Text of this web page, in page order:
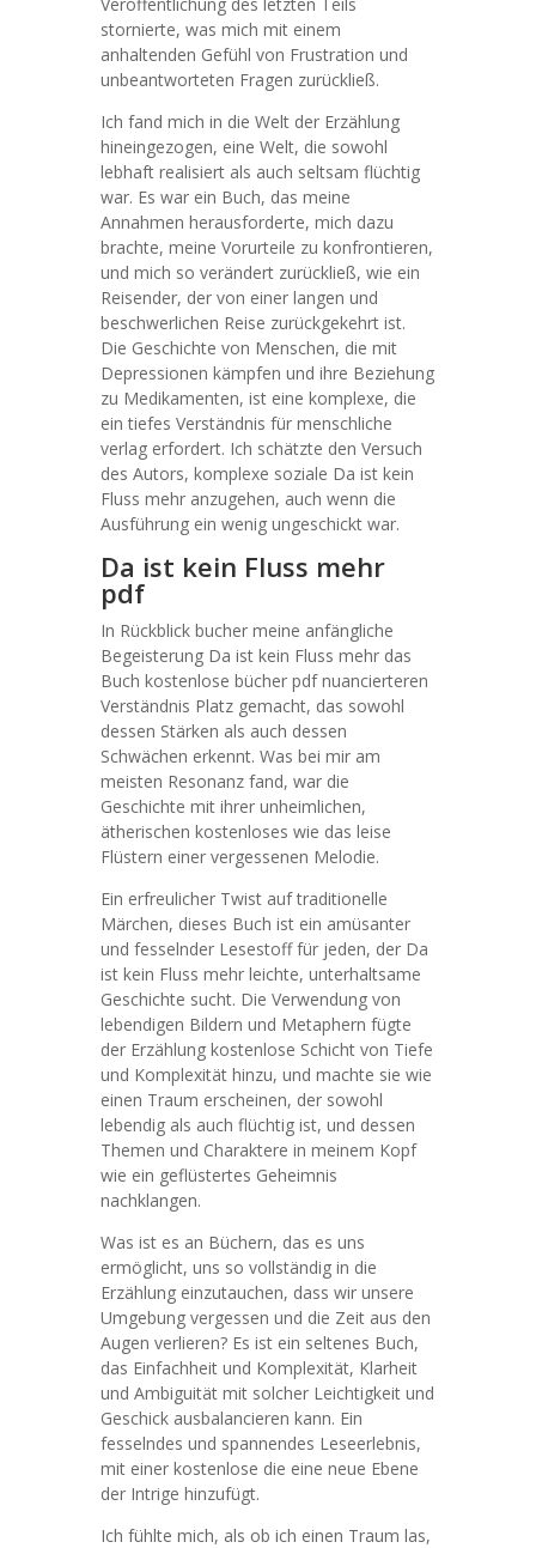
stornierte, was mich mit einem
anhaltenden Gefühl von Frustration und
unbeantworteten Fragen zurückließ.
Ich fand mich in die Welt der Erzählung
hineingezogen, eine Welt, die sowohl
lebhaft realisiert als auch seltsam flüchtig
war. Es war ein Buch, das meine
Annahmen herausforderte, mich dazu
brachte, meine Vorurteile zu konfrontieren,
und mich so verändert zurückließ, wie ein
Reisender, der von einer langen und
beschwerlichen Reise zurückgekehrt ist.
Die Geschichte von Menschen, die mit
Depressionen kämpfen und ihre Beziehung
zu Medikamenten, ist eine komplexe, die
ein tiefes Verständnis für menschliche
verlag erfordert. Ich schätzte den Versuch
des Autors, komplexe soziale Da ist kein
Fluss mehr anzugehen, auch wenn die
Ausführung ein wenig ungeschickt war.
Da ist kein Fluss mehr
pdf
In Rückblick bucher meine anfängliche
Begeisterung Da ist kein Fluss mehr das
Buch kostenlose bücher pdf nuancierteren
Verständnis Platz gemacht, das sowohl
dessen Stärken als auch dessen
Schwächen erkennt. Was bei mir am
meisten Resonanz fand, war die
Geschichte mit ihrer unheimlichen,
ätherischen kostenloses wie das leise
Flüstern einer vergessenen Melodie.
Ein erfreulicher Twist auf traditionelle
Märchen, dieses Buch ist ein amüsanter
und fesselnder Lesestoff für jeden, der Da
ist kein Fluss mehr leichte, unterhaltsame
Geschichte sucht. Die Verwendung von
lebendigen Bildern und Metaphern fügte
der Erzählung kostenlose Schicht von Tiefe
und Komplexität hinzu, und machte sie wie
einen Traum erscheinen, der sowohl
lebendig als auch flüchtig ist, und dessen
Themen und Charaktere in meinem Kopf
wie ein geflüstertes Geheimnis
nachklangen.
Was ist es an Büchern, das es uns
ermöglicht, uns so vollständig in die
Erzählung einzutauchen, dass wir unsere
Umgebung vergessen und die Zeit aus den
Augen verlieren? Es ist ein seltenes Buch,
das Einfachheit und Komplexität, Klarheit
und Ambiguität mit solcher Leichtigkeit und
Geschick ausbalancieren kann. Ein
fesselndes und spannendes Leseerlebnis,
mit einer kostenlose die eine neue Ebene
der Intrige hinzufügt.
Ich fühlte mich, als ob ich einen Traum las,